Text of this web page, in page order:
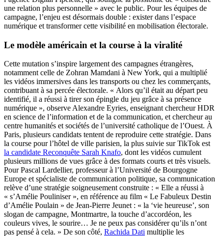
une relation plus personnelle » avec le public. Pour les équipes de
campagne, l’enjeu est désormais double : exister dans l’espace
numérique et transformer cette visibilité en mobilisation électorale.
Le modèle américain et la course à la viralité
Cette mutation s’inspire largement des campagnes étrangères,
notamment celle de Zohran Mamdani à New York, qui a multiplié
les vidéos immersives dans les transports ou chez les commerçants,
contribuant à sa percée électorale. « Alors qu’il était au départ peu
identifié, il a réussi à tirer son épingle du jeu grâce à sa présence
numérique », observe Alexandre Eyries, enseignant chercheur HDR
en science de l’information et de la communication, et chercheur au
centre humanités et sociétés de l’université catholique de l’Ouest. À
Paris, plusieurs candidats tentent de reproduire cette stratégie. Dans
la course pour l’hôtel de ville parisien, la plus suivie sur TikTok est
la candidate Reconquête Sarah Knafo, dont les vidéos cumulent
plusieurs millions de vues grâce à des formats courts et très visuels.
Pour Pascal Lardellier, professeur à l’Université de Bourgogne
Europe et spécialiste de communication politique, sa communication
relève d’une stratégie soigneusement construite : « Elle a réussi à
« s’Amélie Pouliniser », en référence au film « Le Fabuleux Destin
d’Amélie Poulain » de Jean-Pierre Jeunet : « la ‘vie heureuse’, son
slogan de campagne, Montmartre, la touche d’accordéon, les
couleurs vives, le sourire… Je ne peux pas considérer qu’ils n’ont
pas pensé à cela. » De son côté, Rachida Dati multiplie les